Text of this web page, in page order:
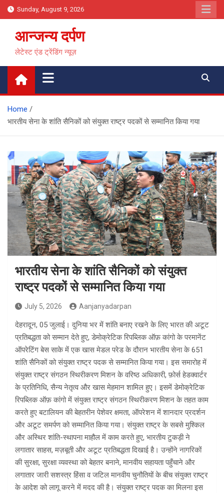
Skip
to
content
Sunday, August 9, 2026
आन्जन्य दर्पण
लेटेस्ट एंड ट्रेंडिंग न्यूज़
Home
भारतीय सेना के शांति सैनिकों को संयुक्त राष्ट्र पदकों से सम्मानित किया गया
भारतीय सेना के शांति सैनिकों को संयुक्त
राष्ट्र पदकों से सम्मानित किया गया
July 5, 2026 Aanjanyadarpan
देहरादून, 05 जुलाई। दुनिया भर में शांति बनाए रखने के लिए भारत की अटूट
प्रतिबद्धता को सम्मान देते हुए, डेमोक्रेटिक रिपब्लिक ऑफ़ कांगो के परमानेंट
ऑपरेटिंग बेस साके में एक खास मेडल परेड के दौरान भारतीय सेना के 651
शांति सैनिकों को संयुक्त राष्ट्र पदक से सम्मानित किया गया। इस समारोह में
संयुक्त राष्ट्र संगठन स्थिरीकरण मिशन के वरिष्ठ अधिकारी, फ़ोर्स हेडक्वार्टर
के प्रतिनिधि, सैन्य नेतृत्व और खास मेहमान शामिल हुए। इसमें डेमोक्रेटिक
रिपब्लिक ऑफ़ कांगो में संयुक्त राष्ट्र संगठन स्थिरीकरण मिशन के तहत काम
करते हुए बटालियन की बेहतरीन पेशेवर क्षमता, ऑपरेशन में शानदार प्रदर्शन
और अटूट समर्पण को सम्मानित किया गया। संयुक्त राष्ट्र के सबसे मुश्किल
और अस्थिर शांति-स्थापना माहौल में काम करते हुए, भारतीय टुकड़ी ने
लगातार साहस, मज़बूती और अटूट प्रतिबद्धता दिखाई है। उन्होंने नागरिकों
की सुरक्षा, सुरक्षा व्यवस्था को बेहतर बनाने, मानवीय सहायता पहुँचाने और
लगातार जारी सशस्त्र हिंसा व जटिल मानवीय चुनौतियों के बीच संयुक्त राष्ट्र
के आदेश को लागू करने में मदद की है। संयुक्त राष्ट्र पदक का मिलना इस